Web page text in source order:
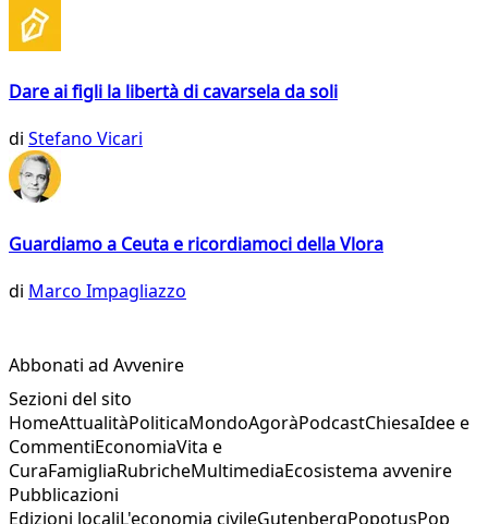
Dare ai figli la libertà di cavarsela da soli
di Stefano Vicari
Guardiamo a Ceuta e ricordiamoci della Vlora
di Marco Impagliazzo
Abbonati ad Avvenire
Sezioni del sito
HomeAttualitàPoliticaMondoAgoràPodcastChiesaIdee e
CommentiEconomiaVita e
CuraFamigliaRubricheMultimediaEcosistema avvenire
Pubblicazioni
Edizioni localiL'economia civileGutenbergPopotusPop